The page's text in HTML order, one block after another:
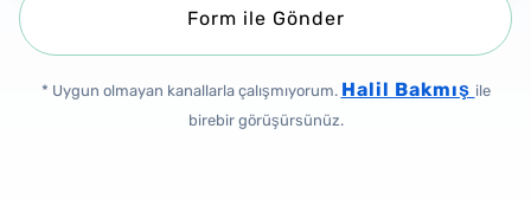
Form ile Gönder
* Uygun olmayan kanallarla çalışmıyorum. Halil Bakmış ile
birebir görüşürsünüz.